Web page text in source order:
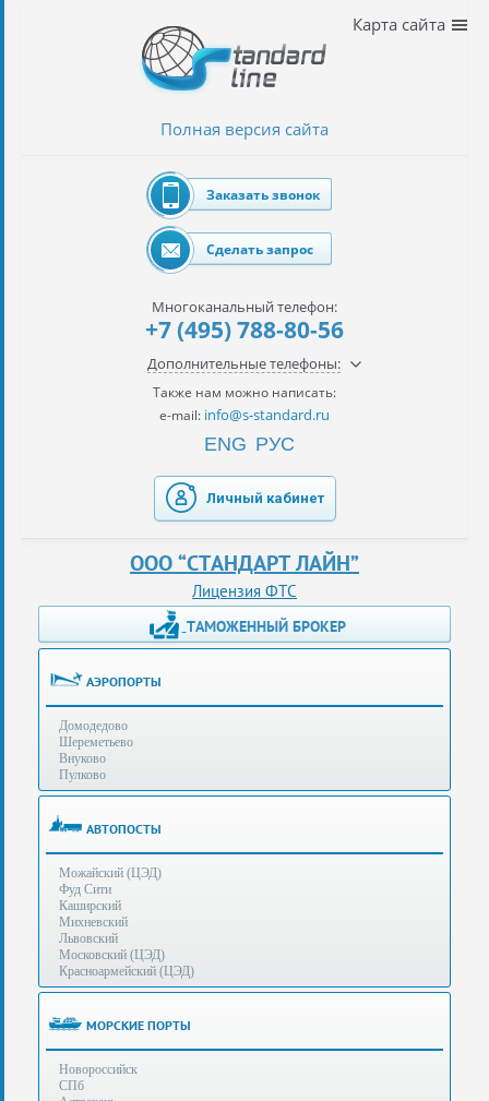
автомобилей
Получение
ЭЦП
за
сутки
услуги
Опыт
оформления
рекомендует
Таможенные
процедуры
(особенности):
Полезная
информация
Полная версия сайта
Карта сайта
Заказать звонок
Сделать запрос
Многоканальный телефон:
+7 (495) 788-80-56
Дополнительные телефоны:
Также нам можно написать:
e-mail: info@s-standard.ru
ENG РУС
Личный кабинет
ООО “СТАНДАРТ ЛАЙН”
Лицензия ФТС
ТАМОЖЕННЫЙ БРОКЕР
АЭРОПОРТЫ
Домодедово
Шереметьево
Внуково
Пулково
АВТОПОСТЫ
Можайский (ЦЭД)
Фуд Сити
Каширский
Михневский
Львовский
Московский (ЦЭД)
Красноармейский (ЦЭД)
МОРСКИЕ ПОРТЫ
Новороссийск
СПб